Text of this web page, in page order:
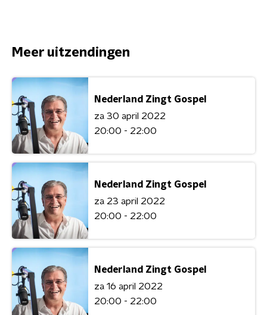
Meer uitzendingen
Nederland Zingt Gospel
za 30 april 2022
20:00 - 22:00
Nederland Zingt Gospel
za 23 april 2022
20:00 - 22:00
Nederland Zingt Gospel
za 16 april 2022
20:00 - 22:00